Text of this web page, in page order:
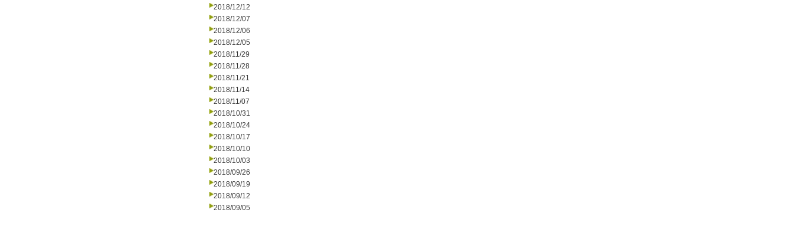
2018/12/12
2018/12/07
2018/12/06
2018/12/05
2018/11/29
2018/11/28
2018/11/21
2018/11/14
2018/11/07
2018/10/31
2018/10/24
2018/10/17
2018/10/10
2018/10/03
2018/09/26
2018/09/19
2018/09/12
2018/09/05